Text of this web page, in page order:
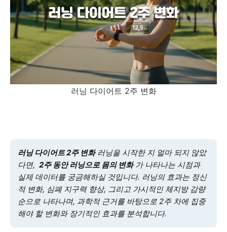
러닝 다이어트 2주 변화
러닝 다이어트 2주 변화러닝을 시작한 지 얼마 되지 않았
다면, 2주 동안 러닝으로 몸의 변화 가 나타나는 시점과
실제 데이터를 궁금해하실 것입니다. 러닝의 효과는 정신
적 변화, 심폐 지구력 향상, 그리고 가시적인 체지방 감량
순으로 나타나며, 과학적 근거를 바탕으로 2주 차에 집중
해야 할 변화와 장기적인 효과를 분석합니다.